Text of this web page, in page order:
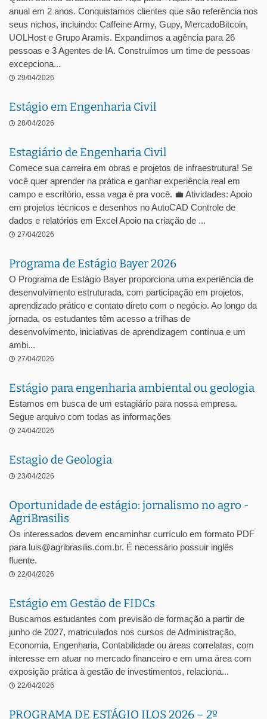
anual em 2 anos. Conquistamos clientes que são referência nos
seus nichos, incluindo: Caffeine Army, Gupy, MercadoBitcoin,
UOLHost e Grupo Aramis. Expandimos a agência para 26
pessoas e 3 Agentes de IA. Construímos um time de pessoas
excepciona...
29/04/2026
Estágio em Engenharia Civil
28/04/2026
Estagiário de Engenharia Civil
Comece sua carreira em obras e projetos de infraestrutura! Se
você quer aprender na prática e ganhar experiência real em
campo e escritório, essa vaga é pra você. 💼 Atividades: Apoio
em projetos técnicos e desenhos no AutoCAD Controle de
dados e relatórios em Excel Apoio na criação de ...
27/04/2026
Programa de Estágio Bayer 2026
O Programa de Estágio Bayer proporciona uma experiência de
desenvolvimento estruturada, com participação em projetos,
aprendizado prático e contato direto com o negócio. Ao longo da
jornada, os estudantes têm acesso a trilhas de
desenvolvimento, iniciativas de aprendizagem contínua e um
ambi...
27/04/2026
Estágio para engenharia ambiental ou geologia
Estamos em busca de um estagiário para nossa empresa.
Segue arquivo com todas as informações
24/04/2026
Estagio de Geologia
23/04/2026
Oportunidade de estágio: jornalismo no agro -
AgriBrasilis
Os interessados devem encaminhar currículo em formato PDF
para luis@agribrasilis.com.br. É necessário possuir inglês
fluente.
22/04/2026
Estágio em Gestão de FIDCs
Buscamos estudantes com previsão de formação a partir de
junho de 2027, matriculados nos cursos de Administração,
Economia, Engenharia, Contabilidade ou áreas correlatas, com
interesse em atuar no mercado financeiro e em uma área com
exposição prática à gestão de investimentos, relaciona...
22/04/2026
PROGRAMA DE ESTÁGIO ILOS 2026 – 2º